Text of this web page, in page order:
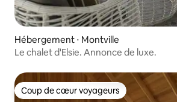
Hébergement ⋅ Montville
Le chalet d'Elsie. Annonce de luxe.
Coup de cœur voyageurs
Coup de cœur voyageurs